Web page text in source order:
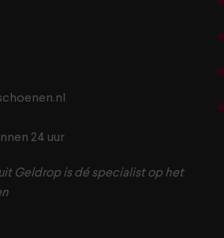
24 uur
Geldrop is dé specialist op het